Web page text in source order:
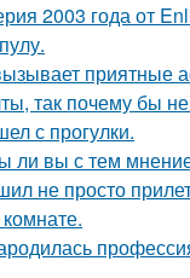
2003 года от
приятные
так почему бы
с прогулки.
ли вы с тем
не просто